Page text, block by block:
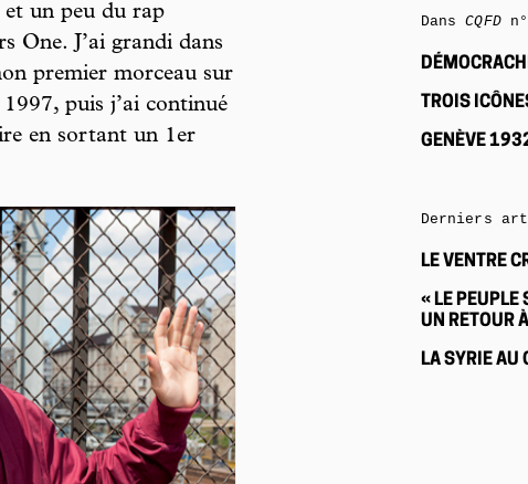
un peu du rap
One. J’ai grandi dans
premier morceau sur
puis j’ai continué
en sortant un 1er
DansCQFD
TROIS
GENÈVE
Derniers
LE VENTRE
« LE PEUPLE
UN RETOUR
LA SYRIE AU